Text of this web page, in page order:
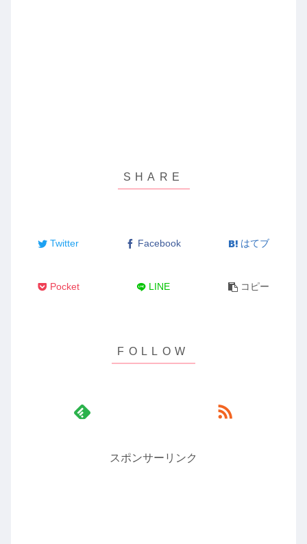
Twitter Facebook はてブ
Pocket LINE コピー
スポンサーリンク